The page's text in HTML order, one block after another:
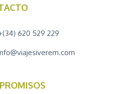
620 529 229